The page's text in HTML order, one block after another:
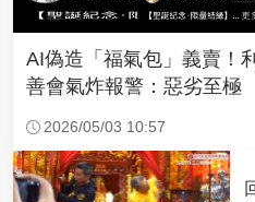
AI偽造「福氣包」義賣
善會氣炸報警：惡劣至極
2026/05/03 10:57